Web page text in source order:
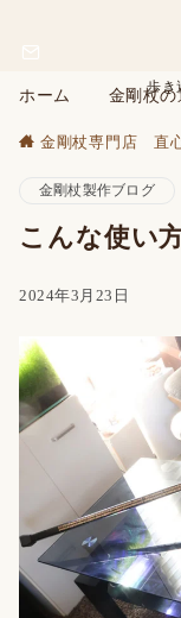
歩き
ホーム 金剛杖
金剛杖専門店 直
金剛杖製作ブログ
こんな使い
2024年3月23日